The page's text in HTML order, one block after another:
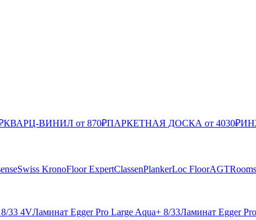
КВАРЦ-ВИНИЛ от 870₽ПАРКЕТНАЯ ДОСКА от 4030₽
Swiss KronoFloor ExpertClassenPlankerLoc FloorAGTRooms
33 4VЛаминат Egger Pro Large Aqua+ 8/33Ламинат Egger